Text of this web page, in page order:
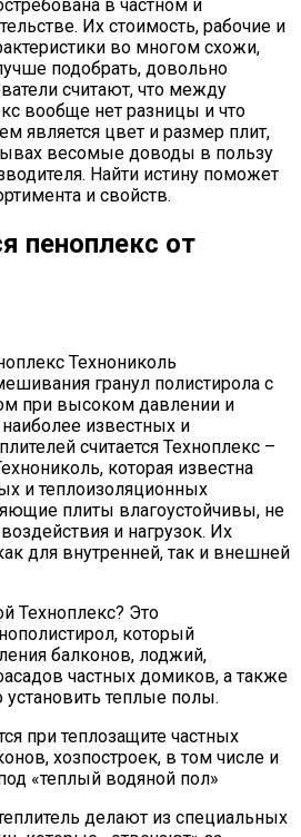
в частном и
Их стоимость, рабочие и
во многом схожи,
подобрать, довольно
считают, что между
вообще нет разницы и что
является цвет и размер плит,
весомые доводы в пользу
Найти истину поможет
и свойств.
пеноплекс от
Технониколь
гранул полистирола с
при высоком давлении и
известных и
считается Техноплекс –
которая известна
и теплоизоляционных
плиты влагоустойчивы, не
и нагрузок. Их
для внутренней, так и внешней
Техноплекс? Это
который
балконов, лоджий,
частных домиков, а также
теплые полы.
при теплозащите частных
хозпостроек, в том числе и
«теплый водяной пол»
делают из специальных